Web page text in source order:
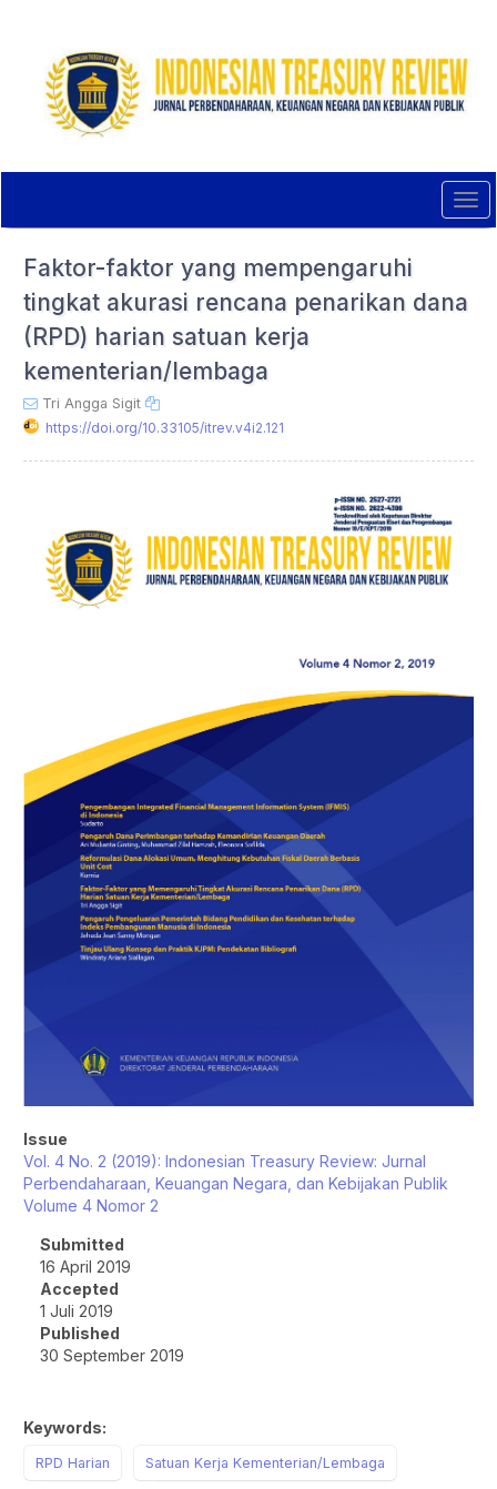
content
Main
Navigation
Faktor-faktor yang mempengaruhi
tingkat akurasi rencana penarikan dana
(RPD) harian satuan kerja
kementerian/lembaga
Tri Angga Sigit
https://doi.org/10.33105/itrev.v4i2.121
Issue
Vol. 4 No. 2 (2019): Indonesian Treasury Review: Jurnal
Perbendaharaan, Keuangan Negara, dan Kebijakan Publik
Volume 4 Nomor 2
Submitted
16 April 2019
Accepted
1 Juli 2019
Published
30 September 2019
Keywords:
RPD Harian Satuan Kerja Kementerian/Lembaga